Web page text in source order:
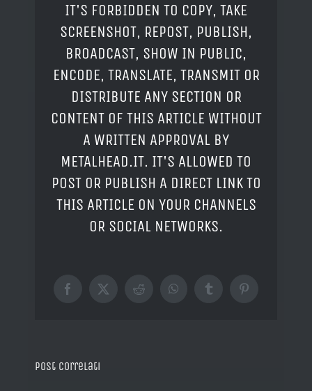
IT'S FORBIDDEN TO COPY, TAKE
SCREENSHOT, REPOST, PUBLISH,
BROADCAST, SHOW IN PUBLIC,
ENCODE, TRANSLATE, TRANSMIT OR
DISTRIBUTE ANY SECTION OR
CONTENT OF THIS ARTICLE WITHOUT
A WRITTEN APPROVAL BY
METALHEAD.IT. IT'S ALLOWED TO
POST OR PUBLISH A DIRECT LINK TO
THIS ARTICLE ON YOUR CHANNELS
OR SOCIAL NETWORKS.
Facebook
X RedditWhatsAppTumblrPinterest
Post correlati